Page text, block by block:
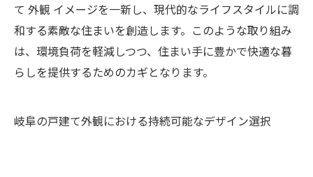
て 外観 イメージを一新し、現代的なライフスタイルに調
和する素敵な住まいを創造します。このような取り組み
は、環境負荷を軽減しつつ、住まい手に豊かで快適な暮
らしを提供するためのカギとなります。
岐阜の戸建て外観における持続可能なデザイン選択